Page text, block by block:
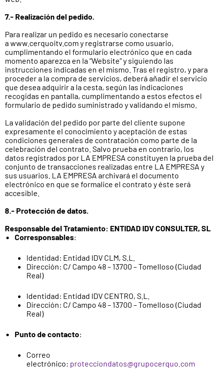
7.- Realización del pedido.
Para realizar un pedido es necesario conectarse
a www.cerquoitv.com y registrarse como usuario,
cumplimentando el formulario electrónico que en cada
momento aparezca en la “Website” y siguiendo las
instrucciones indicadas en el mismo. Tras el registro, y para
proceder a la compra de servicios, deberá añadir el servicio
que desea adquirir a la cesta, según las indicaciones
recogidas en pantalla, cumplimentando a estos efectos el
formulario de pedido suministrado y validando el mismo.
La validación del pedido por parte del cliente supone
expresamente el conocimiento y aceptación de estas
condiciones generales de contratación como parte de la
celebración del contrato. Salvo prueba en contrario, los
datos registrados por LA EMPRESA constituyen la prueba del
conjunto de transacciones realizadas entre LA EMPRESA y
sus usuarios. LA EMPRESA archivará el documento
electrónico en que se formalice el contrato y éste será
accesible.
8.- Protección de datos.
Responsable del Tratamiento: ENTIDAD IDV CONSULTER, SL
Corresponsables:
Identidad: Entidad IDV CLM, S.L.
Dirección: C/ Campo 48 – 13700 – Tomelloso (Ciudad
Real)
Identidad: Entidad IDV CENTRO, S.L.
Dirección: C/ Campo 48 – 13700 – Tomelloso (Ciudad
Real)
Punto de contacto:
Correo
electrónico: protecciondatos@grupocerquo.com